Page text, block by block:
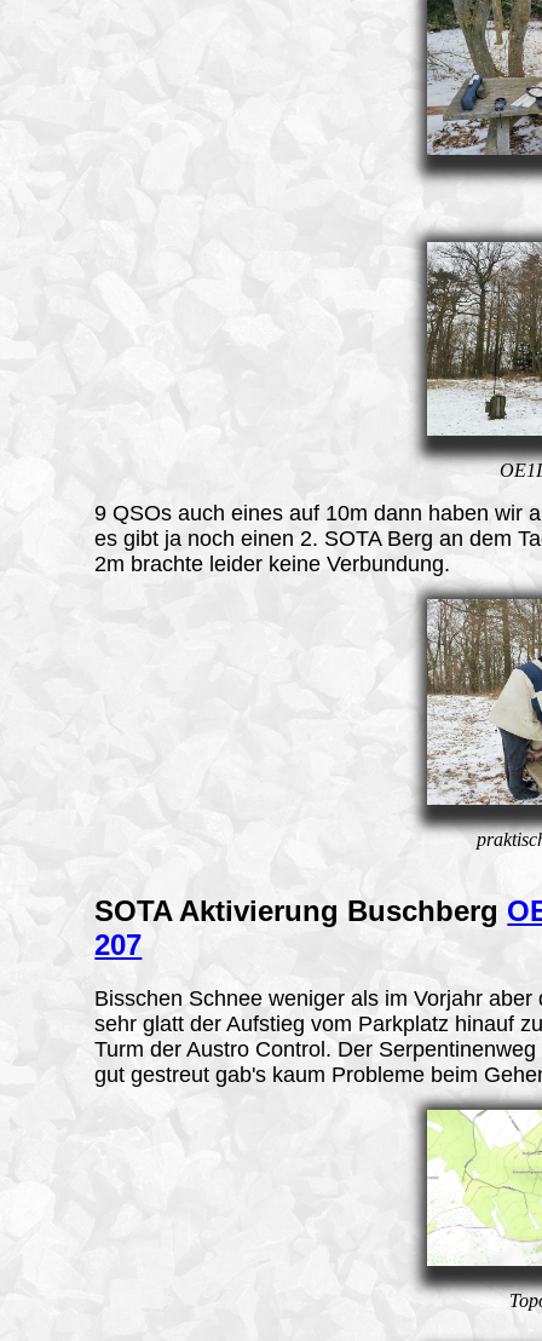
9 QSOs auch eines auf 10m dann haben wir
es gibt ja noch einen 2. SOTA Berg an dem
2m brachte leider keine Verbundung.
SOTA Aktivierung Buschberg
207
Bisschen Schnee weniger als im Vorjahr aber
sehr glatt der Aufstieg vom Parkplatz hinauf
Turm der Austro Control. Der
gut gestreut gab's kaum Probleme beim